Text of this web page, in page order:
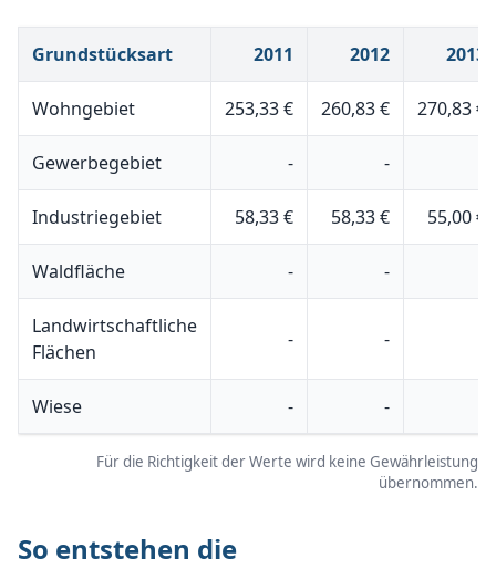
Grundstücksart 2011 2012 2013
Wohngebiet 253,33 € 260,83 € 270,83 €
Gewerbegebiet - -
Industriegebiet 58,33 € 58,33 € 55,00 €
Waldfläche - -
Landwirtschaftliche
Flächen
- -
Wiese - -
Für die Richtigkeit der Werte wird keine Gewährleistung
übernommen.
So entstehen die